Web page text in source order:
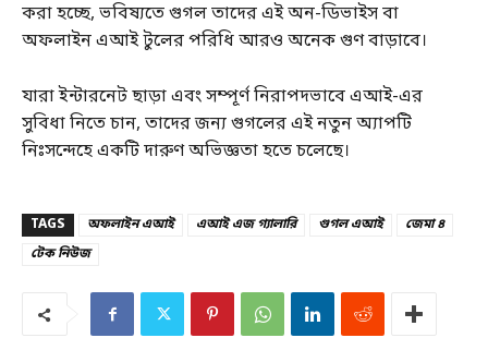
করা হচ্ছে, ভবিষ্যতে গুগল তাদের এই অন-ডিভাইস বা
অফলাইন এআই টুলের পরিধি আরও অনেক গুণ বাড়াবে।
যারা ইন্টারনেট ছাড়া এবং সম্পূর্ণ নিরাপদভাবে এআই-এর
সুবিধা নিতে চান, তাদের জন্য গুগলের এই নতুন অ্যাপটি
নিঃসন্দেহে একটি দারুণ অভিজ্ঞতা হতে চলেছে।
TAGS অফলাইন এআই এআই এজ গ্যালারি গুগল এআই
জেমা ৪
টেক নিউজ